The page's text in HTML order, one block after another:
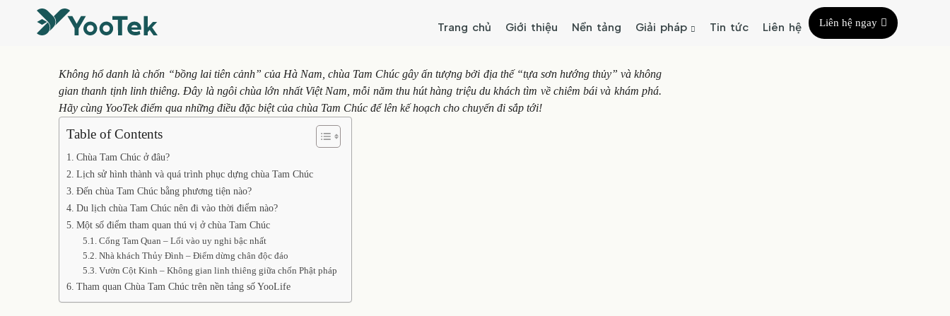
Trang chủ Giới thiệu Nền tảng Giải pháp Tin tức Liên hệ Liên hệ ngay
Không hổ danh là chốn “bồng lai tiên cảnh” của Hà Nam, chùa Tam Chúc gây ấn tượng bởi địa thế “tựa sơn hướng thủy” và không
gian thanh tịnh linh thiêng. Đây là ngôi chùa lớn nhất Việt Nam, mỗi năm thu hút hàng triệu du khách tìm về chiêm bái và khám phá.
Hãy cùng YooTek điểm qua những điều đặc biệt của chùa Tam Chúc để lên kế hoạch cho chuyến đi sắp tới!
Table of Contents
Chùa Tam Chúc ở đâu?
Lịch sử hình thành và quá trình phục dựng chùa Tam Chúc
Đến chùa Tam Chúc bằng phương tiện nào?
Du lịch chùa Tam Chúc nên đi vào thời điểm nào?
Một số điểm tham quan thú vị ở chùa Tam Chúc
Cổng Tam Quan – Lối vào uy nghi bậc nhất
Nhà khách Thủy Đình – Điểm dừng chân độc đáo
Vườn Cột Kinh – Không gian linh thiêng giữa chốn Phật pháp
Tham quan Chùa Tam Chúc trên nền tảng số YooLife